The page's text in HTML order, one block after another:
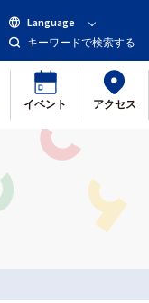
Language
キーワードで検索する
イベント アクセス